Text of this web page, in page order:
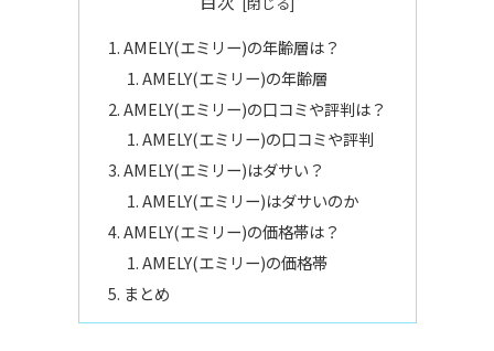
AMELY(エミリー)の年齢層は？
AMELY(エミリー)の年齢層
AMELY(エミリー)の口コミや評判は？
AMELY(エミリー)の口コミや評判
AMELY(エミリー)はダサい？
AMELY(エミリー)はダサいのか
AMELY(エミリー)の価格帯は？
AMELY(エミリー)の価格帯
まとめ